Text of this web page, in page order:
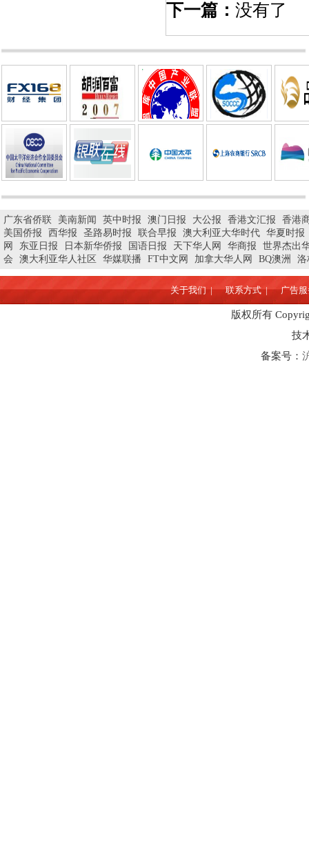
下一篇： 没有了
广东省侨联 美南新闻 英中时报 澳门日报 大公报 香港文汇报
香港
美国侨报
西华报 圣路易时报 联合早报 澳大利亚大华时代 华夏时报
网
东亚日报 日本新华侨报 国语日报 天下华人网 华商报
世界杰出
会
澳大利亚华人社区 华媒联播 FT中文网 加拿大华人网 BQ澳洲 洛
关于我们 | 联系方式 | 广告
版权所有
技
备案号：